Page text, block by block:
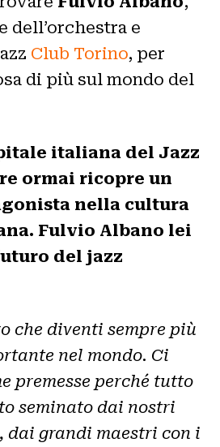
dell’orchestra e
Club Torino, per
di più sul mondo del
italiana del Jazz
ormai ricopre un
nella cultura
Fulvio Albano lei
del jazz
che diventi sempre più
nel mondo. Ci
premesse perché tutto
seminato dai nostri
grandi maestri con i